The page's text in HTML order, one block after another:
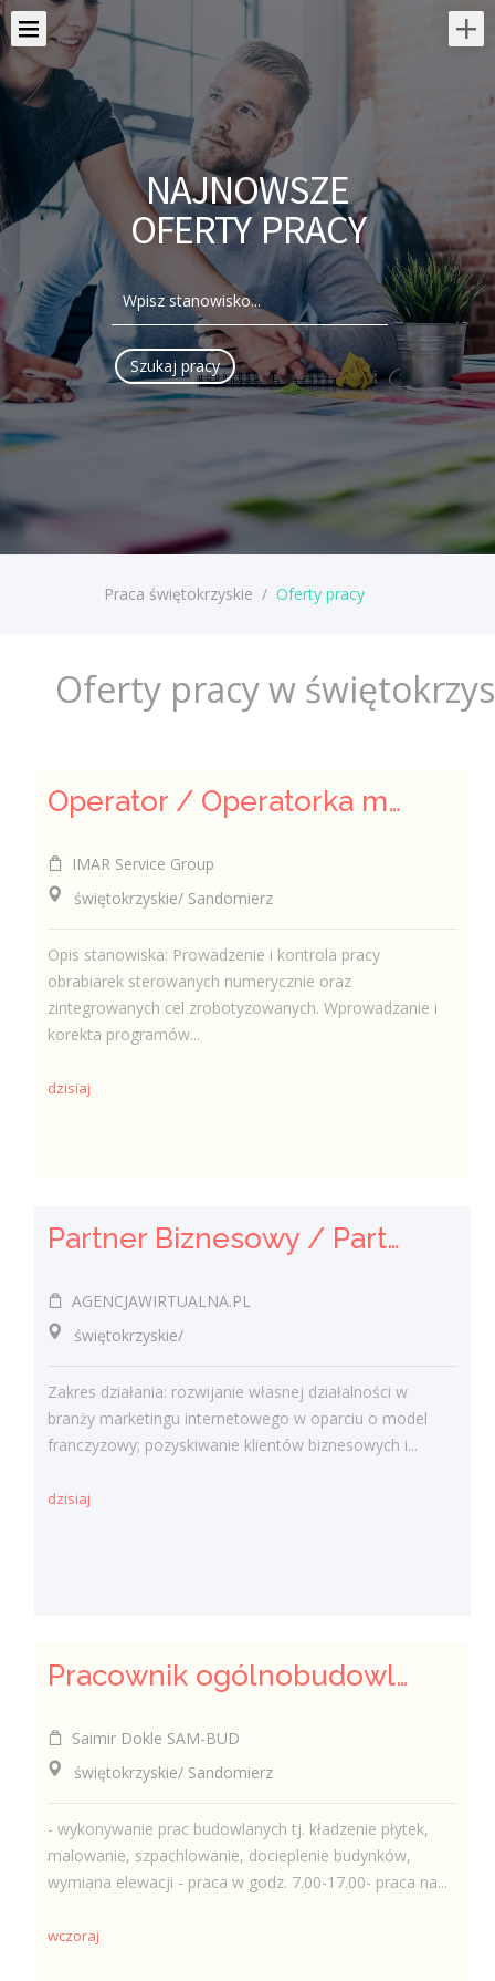
NAJNOWSZE
OFERTY PRACY
Praca świętokrzyskie / Oferty pracy
Oferty pracy w
Operator / Operatorka maszyn CNC (K/M)
IMAR Service Group
świętokrzyskie/ Sandomierz
Opis stanowiska: Prowadzenie i kontrola pracy
obrabiarek sterowanych numerycznie oraz
zintegrowanych cel zrobotyzowanych. Wprowadzanie i
korekta programów...
dzisiaj
Partner Biznesowy / Partnerka Biznesowa – agencja marketingu online
AGENCJAWIRTUALNA.PL
świętokrzyskie/
Zakres działania: rozwijanie własnej działalności w
branży marketingu internetowego w oparciu o model
franczyzowy; pozyskiwanie klientów biznesowych i...
dzisiaj
Pracownik ogólnobudowlany ( k/m)
Saimir Dokle SAM-BUD
świętokrzyskie/ Sandomierz
- wykonywanie prac budowlanych tj. kładzenie płytek,
malowanie, szpachlowanie, docieplenie budynków,
wymiana elewacji - praca w godz. 7.00-17.00- praca na...
wczoraj